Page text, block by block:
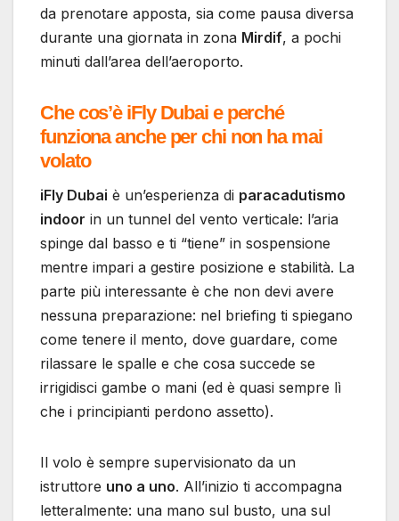
da prenotare apposta, sia come pausa diversa
durante una giornata in zona Mirdif, a pochi
minuti dall’area dell’aeroporto.
Che cos’è iFly Dubai e perché
funziona anche per chi non ha mai
volato
iFly Dubai è un’esperienza di paracadutismo
indoor in un tunnel del vento verticale: l’aria
spinge dal basso e ti “tiene” in sospensione
mentre impari a gestire posizione e stabilità. La
parte più interessante è che non devi avere
nessuna preparazione: nel briefing ti spiegano
come tenere il mento, dove guardare, come
rilassare le spalle e che cosa succede se
irrigidisci gambe o mani (ed è quasi sempre lì
che i principianti perdono assetto).
Il volo è sempre supervisionato da un
istruttore uno a uno. All’inizio ti accompagna
letteralmente: una mano sul busto, una sul